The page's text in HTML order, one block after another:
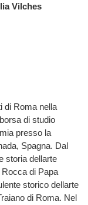
Vilches
di Roma nella
di studio
presso la
Spagna. Dal
storia dellarte
di Papa
storico dellarte
di Roma. Nel